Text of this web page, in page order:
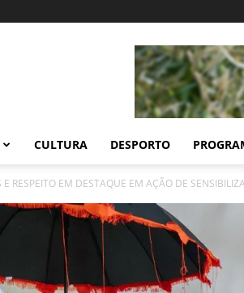
Douro
CULTURA DESPORTO
E RESPEITO EM DESTAQUE EM AÇÃO DE